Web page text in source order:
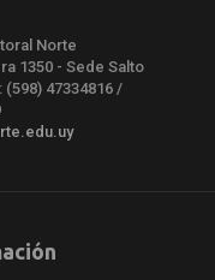
Norte
1350 - Sede Salto
47334816 /